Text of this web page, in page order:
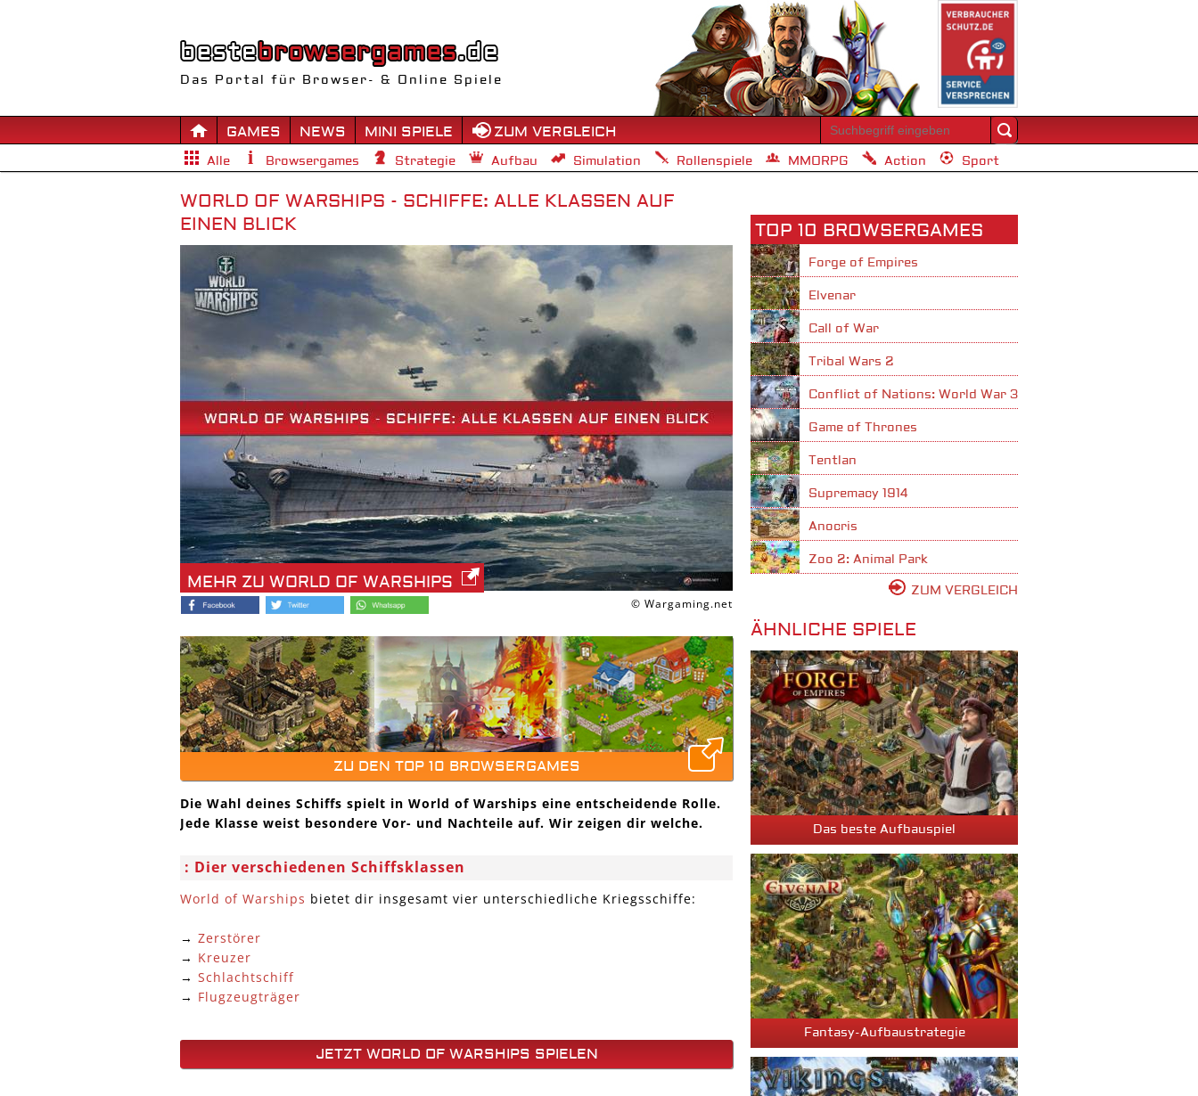
Das Portal für Browser- & Online Spiele
GAMES NEWS MINI SPIELE ZUM VERGLEICH
Alle Browsergames Strategie Aufbau Simulation Rollenspiele MMORPG Action Sport
WORLD OF WARSHIPS - SCHIFFE: ALLE KLASSEN AUF
EINEN BLICK
MEHR ZU WORLD OF WARSHIPS
© Wargaming.net
ZU DEN TOP 10 BROWSERGAMES
Die Wahl deines Schiffs spielt in World of Warships eine entscheidende Rolle.
Jede Klasse weist besondere Vor- und Nachteile auf. Wir zeigen dir welche.
Dier verschiedenen Schiffsklassen
World of Warships bietet dir insgesamt vier unterschiedliche Kriegsschiffe:
→ Zerstörer
→ Kreuzer
→ Schlachtschiff
→ Flugzeugträger
JETZT WORLD OF WARSHIPS SPIELEN
TOP 10 BROWSERGAMES
Forge of Empires
Elvenar
Call of War
Tribal Wars 2
Conflict of Nations: World War 3
Game of Thrones
Tentlan
Supremacy 1914
Anocris
Zoo 2: Animal Park
ZUM VERGLEICH
ÄHNLICHE SPIELE
Das beste Aufbauspiel
Fantasy-Aufbaustrategie